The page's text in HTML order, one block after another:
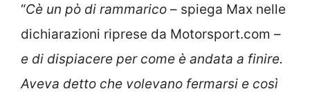
“Cè un pò di rammarico – spiega Max nelle
dichiarazioni riprese da Motorsport.com –
e di dispiacere per come è andata a finire.
Aveva detto che volevano fermarsi e così